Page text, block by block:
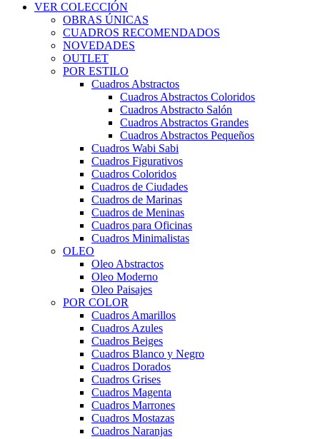
VER COLECCIÓN
OBRAS ÚNICAS
CUADROS RECOMENDADOS
NOVEDADES
OUTLET
POR ESTILO
Cuadros Abstractos
Cuadros Abstractos Coloridos
Cuadros Abstracto Salón
Cuadros Abstractos Grandes
Cuadros Abstractos Pequeños
Cuadros Wabi Sabi
Cuadros Figurativos
Cuadros Coloridos
Cuadros de Ciudades
Cuadros de Marinas
Cuadros de Meninas
Cuadros para Oficinas
Cuadros Minimalistas
OLEO
Oleo Abstractos
Oleo Moderno
Oleo Paisajes
POR COLOR
Cuadros Amarillos
Cuadros Azules
Cuadros Beiges
Cuadros Blanco y Negro
Cuadros Dorados
Cuadros Grises
Cuadros Magenta
Cuadros Marrones
Cuadros Mostazas
Cuadros Naranjas